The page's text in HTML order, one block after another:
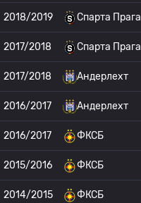
2018/2019 Спарта Прага
2017/2018 Спарта Прага
2017/2018 Андерлехт
2016/2017 Андерлехт
2016/2017 ФКСБ
2015/2016 ФКСБ
2014/2015 ФКСБ